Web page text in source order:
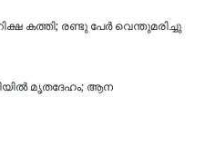
കത്തി; രണ്ടു പേര്‍ വെന്തുമരിച്ചു
മൃതദേഹം; ആന